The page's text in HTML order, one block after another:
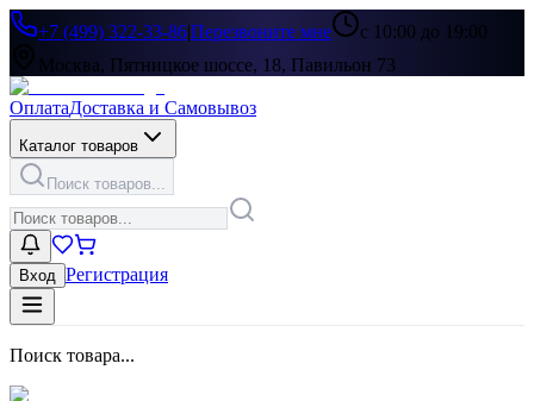
+7 (499) 322-33-86|Перезвоните мне
с 10:00 до 19:00
Москва, Пятницкое шоссе, 18, Павильон 73
ОплатаДоставка и Самовывоз
Каталог товаров
Поиск товаров...
Вход Регистрация
Поиск товара...